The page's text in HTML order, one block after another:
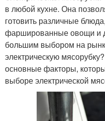
в любой кухне. Она
готовить различные
фаршированные овощи и
большим выбором на
электрическую
основные факторы,
выборе электрической